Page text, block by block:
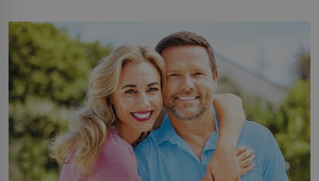
můžete obohatit své rituály a přinést do svého života
větší harmonii a klid. Je důležité